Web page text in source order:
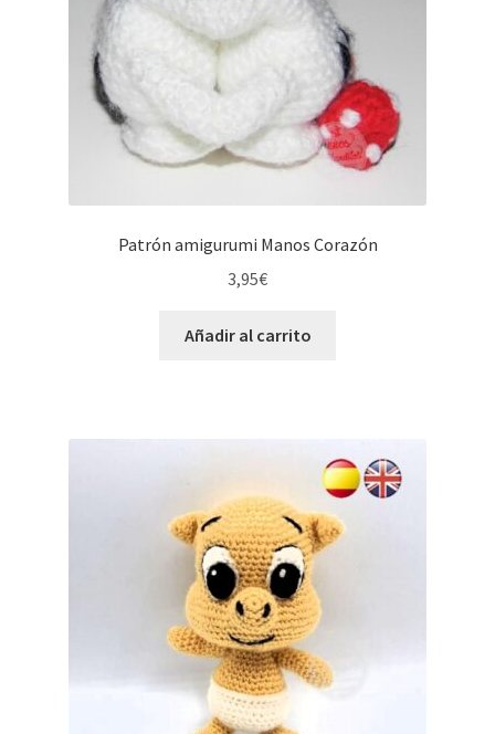
Patrón amigurumi Manos Corazón
3,95€
Añadir al carrito